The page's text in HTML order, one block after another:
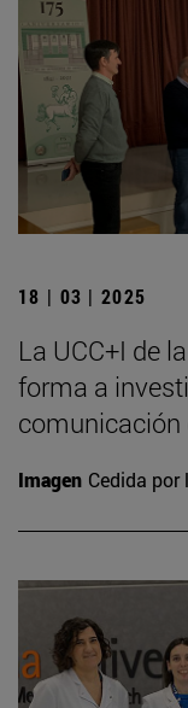
18 | 03 | 2025
La UCC+I de
forma a
comunicación
Imagen Cedida por